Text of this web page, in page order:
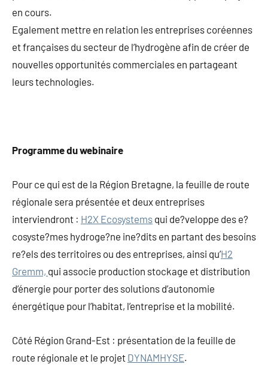
en cours.
Egalement mettre en relation les entreprises coréennes
et françaises du secteur de l’hydrogène afin de créer de
nouvelles opportunités commerciales en partageant
leurs technologies.
Programme du webinaire
Pour ce qui est de la Région Bretagne, la feuille de route
régionale sera présentée et deux entreprises
interviendront : H2X Ecosystems qui de?veloppe des e?
cosyste?mes hydroge?ne ine?dits en partant des besoins
re?els des territoires ou des entreprises, ainsi qu’H2
Gremm, qui associe production stockage et distribution
d’énergie pour porter des solutions d’autonomie
énergétique pour l’habitat, l’entreprise et la mobilité.
Côté Région Grand-Est : présentation de la feuille de
route régionale et le projet DYNAMHYSE.